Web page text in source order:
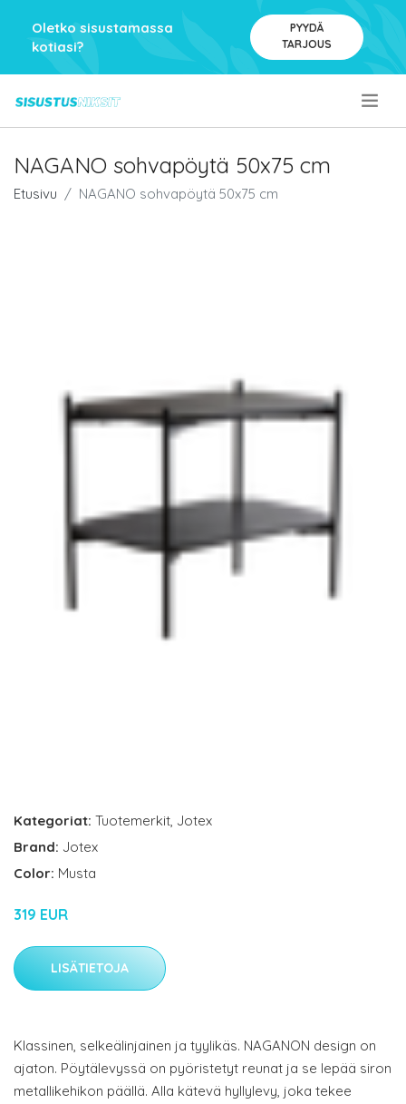
Oletko sisustamassa
kotiasi?
PYYDÄ
TARJOUS
NAGANO sohvapöytä 50x75 cm
Etusivu NAGANO sohvapöytä 50x75 cm
Kategoriat: Tuotemerkit, Jotex
Brand: Jotex
Color: Musta
319 EUR
LISÄTIETOJA
Klassinen, selkeälinjainen ja tyylikäs. NAGANON design on
ajaton. Pöytälevyssä on pyöristetyt reunat ja se lepää siron
metallikehikon päällä. Alla kätevä hyllylevy, joka tekee